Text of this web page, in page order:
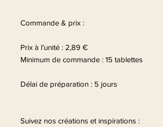
Commande & prix :
Prix à l’unité : 2,89 €
Minimum de commande : 15 tablettes
Délai de préparation : 5 jours
Suivez nos créations et inspirations :